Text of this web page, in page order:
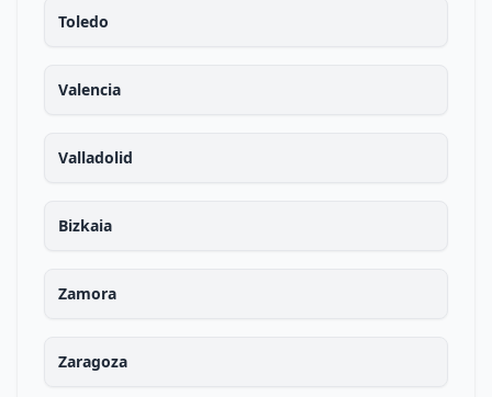
Toledo
Valencia
Valladolid
Bizkaia
Zamora
Zaragoza